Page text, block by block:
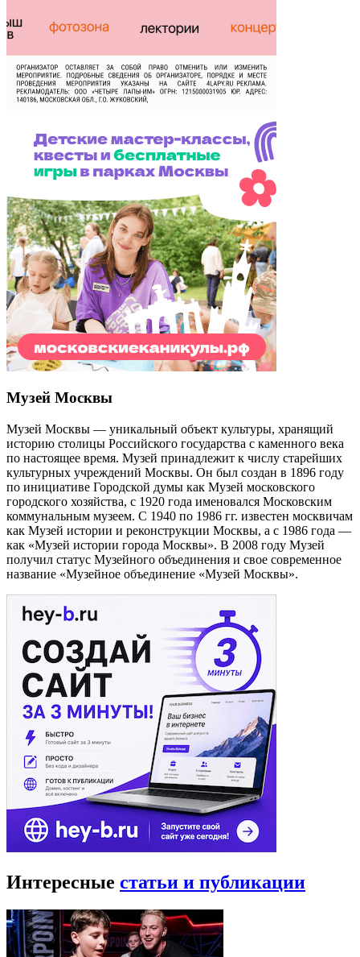
Музей Москвы
Музей Москвы — уникальный объект культуры, хранящий
историю столицы Российского государства с каменного века
по настоящее время. Музей принадлежит к числу старейших
культурных учреждений Москвы. Он был создан в 1896 году
по инициативе Городской думы как Музей московского
городского хозяйства, с 1920 года именовался Московским
коммунальным музеем. С 1940 по 1986 гг. известен москвичам
как Музей истории и реконструкции Москвы, а с 1986 года —
как «Музей истории города Москвы». В 2008 году Музей
получил статус Музейного объединения и свое современное
название «Музейное объединение «Музей Москвы».
Интересные статьи и публикации